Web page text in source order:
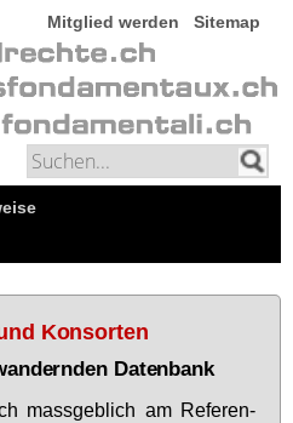
Mitglied werden Sitemap
Konsorten
Datenbank
mass­geb­lich am Re­fe­ren­